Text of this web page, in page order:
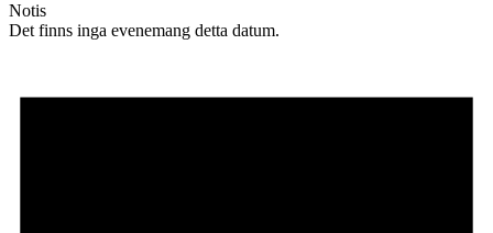
Notis
Det finns inga evenemang detta datum.